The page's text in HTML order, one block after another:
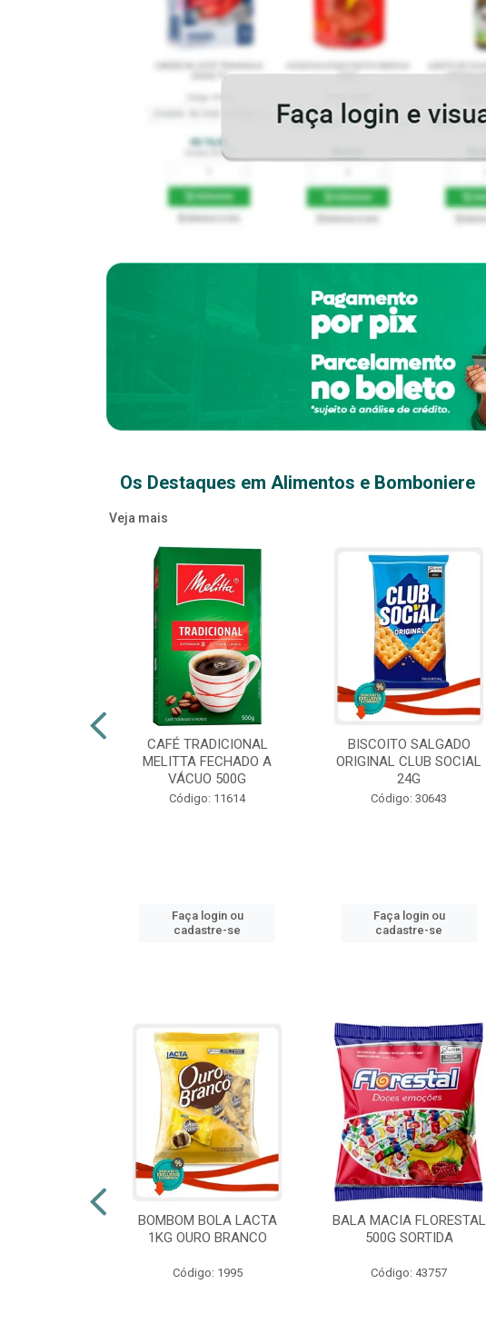
Os Destaques em Alimentos e Bomboniere
Veja mais
CAFÉ TRADICIONAL
MELITTA FECHADO A
VÁCUO 500G
Código: 11614
Faça login ou
cadastre-se
BISCOITO SALGADO
ORIGINAL CLUB SOCIAL
24G
Código: 30643
Faça login ou
cadastre-se
BOMBOM BOLA LACTA
1KG OURO BRANCO
Código: 1995
BALA MACIA FLORESTAL
500G SORTIDA
Código: 43757